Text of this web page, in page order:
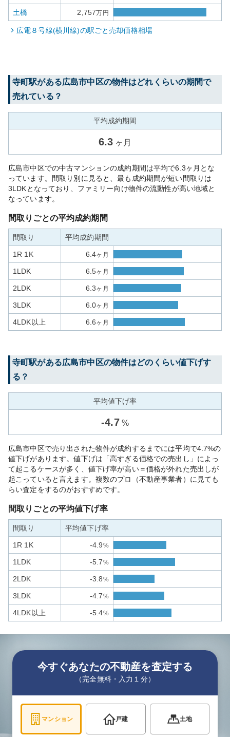
土橋 2,757万円
広電８号線(横川線)の駅ごと売却価格相場
寺町駅がある広島市中区の物件はどれくらいの期間で
売れている？
平均成約期間
6.3 ヶ月
広島市中区での中古マンションの成約期間は平均で6.3ヶ月とな
っています。間取り別に見ると、最も成約期間が短い間取りは
3LDKとなっており、ファミリー向け物件の流動性が高い地域と
なっています。
間取りごとの平均成約期間
間取り 平均成約期間
1R 1K 6.4ヶ月
1LDK 6.5ヶ月
2LDK 6.3ヶ月
3LDK 6.0ヶ月
4LDK以上 6.6ヶ月
寺町駅がある広島市中区の物件はどのくらい値下げす
る？
平均値下げ率
-4.7 %
広島市中区で売り出された物件が成約するまでには平均で4.7%の
値下げがあります。値下げは「高すぎる価格での売出し」によっ
て起こるケースが多く、値下げ率が高い＝価格が外れた売出しが
起こっていると言えます。複数のプロ（不動産事業者）に見ても
らい査定をするのがおすすめです。
間取りごとの平均値下げ率
間取り 平均値下げ率
1R 1K -4.9%
1LDK -5.7%
2LDK -3.8%
3LDK -4.7%
4LDK以上 -5.4%
今すぐあなたの不動産を査定する
（完全無料・入力１分）
マンション 戸建 土地